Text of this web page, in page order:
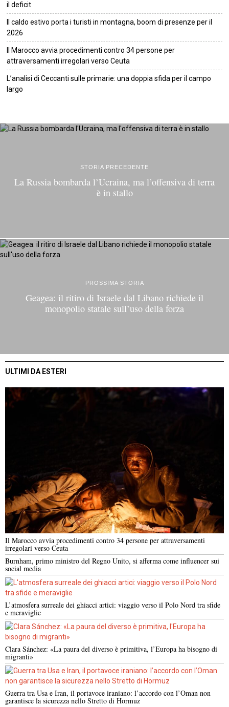
il deficit
Il caldo estivo porta i turisti in montagna, boom di presenze per il
2026
Il Marocco avvia procedimenti contro 34 persone per
attraversamenti irregolari verso Ceuta
L’analisi di Ceccanti sulle primarie: una doppia sfida per il campo
largo
STORIA PRECEDENTE
La Russia bombarda l’Ucraina, ma l’offensiva di terra
è in stallo
PROSSIMA STORIA
Geagea: il ritiro di Israele dal Libano richiede il
monopolio statale sull’uso della forza
ULTIMI DA ESTERI
Il Marocco avvia procedimenti contro 34 persone per attraversamenti
irregolari verso Ceuta
Burnham, primo ministro del Regno Unito, si afferma come influencer sui
social media
L’atmosfera surreale dei ghiacci artici: viaggio verso il Polo Nord tra sfide
e meraviglie
Clara Sánchez: «La paura del diverso è primitiva, l’Europa ha bisogno di
migranti»
Guerra tra Usa e Iran, il portavoce iraniano: l’accordo con l’Oman non
garantisce la sicurezza nello Stretto di Hormuz